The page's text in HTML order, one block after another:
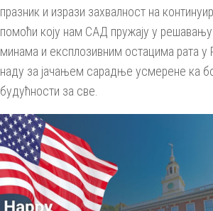
празник и изрази захвалност на
помоћи коју нам САД пружају у
минама и експлозивним остацима рата у
наду за јачањем сарадње усмерене ка
будућности за све.